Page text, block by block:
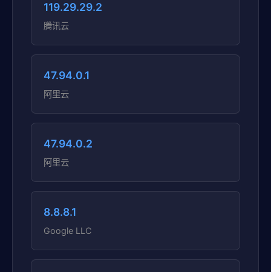
119.29.29.2
腾讯云
47.94.0.1
阿里云
47.94.0.2
阿里云
8.8.8.1
Google LLC